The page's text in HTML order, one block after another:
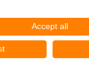
Accept all